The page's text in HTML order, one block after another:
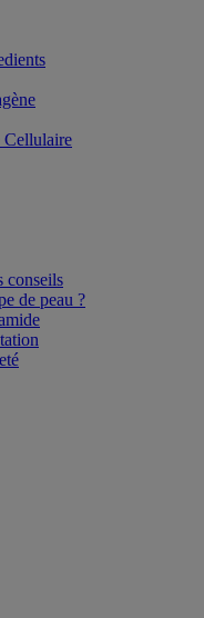
Cellulaire
conseils
de peau ?